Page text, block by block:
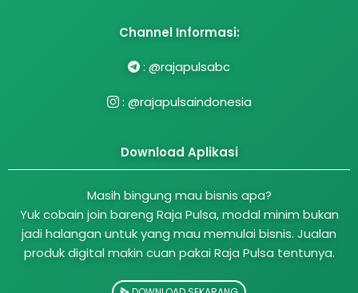
Channel Informasi:
: @rajapulsabc
: @rajapulsaindonesia
Download Aplikasi
Masih bingung mau bisnis apa?
Yuk cobain join bareng Raja Pulsa, modal minim bukan
jadi halangan untuk yang mau memulai bisnis. Jualan
produk digital makin cuan pakai Raja Pulsa tentunya.